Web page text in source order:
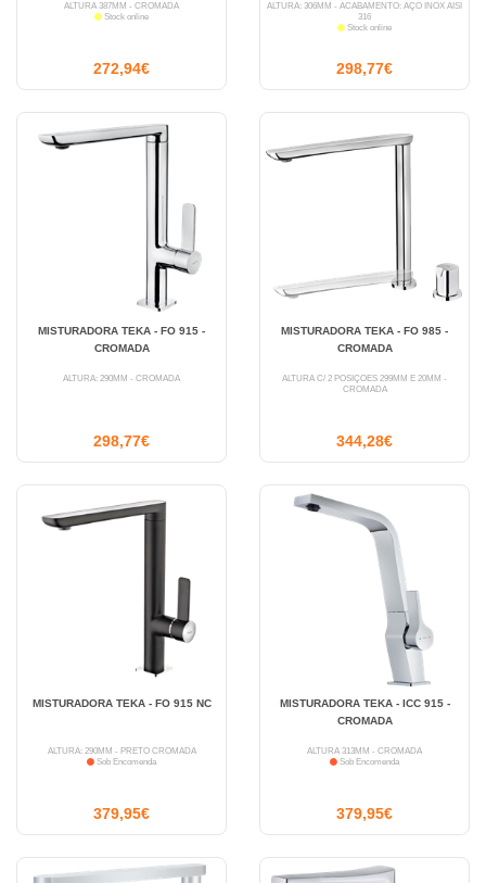
ALTURA 387MM - CROMADA
Stock online
272,94€
ALTURA: 306MM - ACABAMENTO: AÇO INOX AISI
316
Stock online
298,77€
MISTURADORA TEKA - FO 915 -
CROMADA
ALTURA: 290MM - CROMADA
298,77€
MISTURADORA TEKA - FO 985 -
CROMADA
ALTURA C/ 2 POSIÇÕES 299MM E 20MM -
CROMADA
344,28€
MISTURADORA TEKA - FO 915 NC
ALTURA: 290MM - PRETO CROMADA
Sob Encomenda
379,95€
MISTURADORA TEKA - ICC 915 -
CROMADA
ALTURA 313MM - CROMADA
Sob Encomenda
379,95€